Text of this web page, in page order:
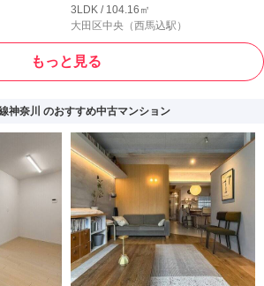
3LDK / 104.16㎡
大田区中央 （西馬込駅）
もっと見る
神奈川 のおすすめ中古マンション